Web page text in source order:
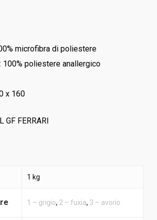
microfibra di poliestere
100% poliestere anallergico
x 160
1 kg
1 – grigio, 2 – fuxia, 3 – avorio